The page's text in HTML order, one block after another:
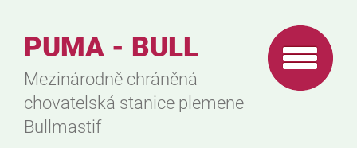
PUMA - BULL
Mezinárodně chráněná
chovatelská stanice plemene
Bullmastif